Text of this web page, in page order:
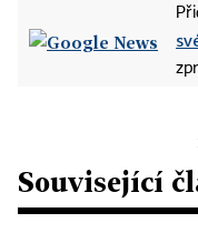
Související